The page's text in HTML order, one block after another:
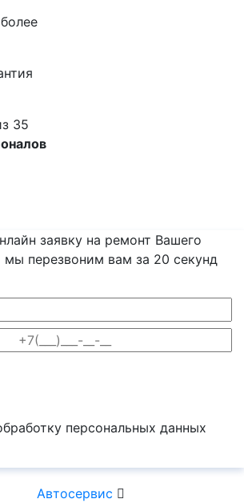
35
заявку на ремонт Вашего
мы перезвоним вам за 20 секунд
персональных данных
Автосервис